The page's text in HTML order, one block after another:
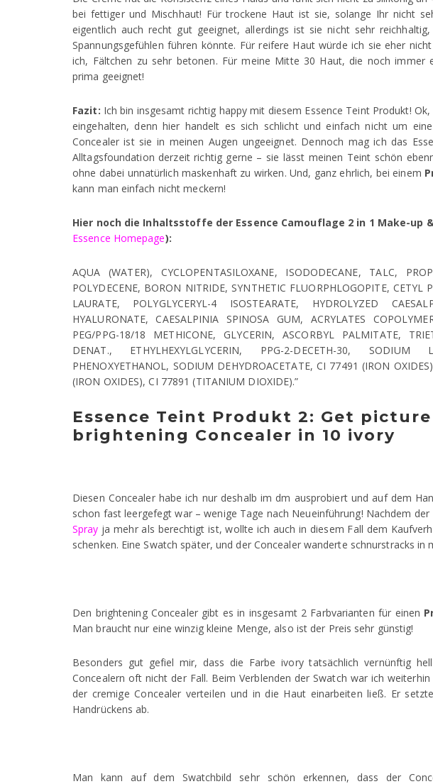
bei fettiger und Mischhaut! Für trockene Haut ist sie, solange Ihr nicht
eigentlich auch recht gut geeignet, allerdings ist sie nicht sehr
Spannungsgefühlen führen könnte. Für reifere Haut würde ich sie eher
ich, Fältchen zu sehr betonen. Für meine Mitte 30 Haut, die noch immer
prima geeignet!
Fazit: Ich bin insgesamt richtig happy mit diesem Essence Teint Produkt!
eingehalten, denn hier handelt es sich schlicht und einfach nicht um
Concealer ist sie in meinen Augen ungeeignet. Dennoch mag ich das
Alltagsfoundation derzeit richtig gerne – sie lässt meinen Teint schön
ohne dabei unnatürlich maskenhaft zu wirken. Und, ganz ehrlich, bei einem
kann man einfach nicht meckern!
Hier noch die Inhaltsstoffe der Essence Camouflage 2 in 1 Make-up
Essence Homepage):
AQUA (WATER), CYCLOPENTASILOXANE, ISODODECANE, TALC,
POLYDECENE, BORON NITRIDE, SYNTHETIC FLUORPHLOGOPITE, CETYL
LAURATE, POLYGLYCERYL-4 ISOSTEARATE, HYDROLYZED
HYALURONATE, CAESALPINIA SPINOSA GUM, ACRYLATES
PEG/PPG-18/18 METHICONE, GLYCERIN, ASCORBYL PALMITATE,
DENAT., ETHYLHEXYLGLYCERIN, PPG-2-DECETH-30, SODIUM
PHENOXYETHANOL, SODIUM DEHYDROACETATE, CI 77491 (IRON
(IRON OXIDES), CI 77891 (TITANIUM DIOXIDE).”
Essence Teint Produkt 2: Get
brightening Concealer in 10 ivory
Diesen Concealer habe ich nur deshalb im dm ausprobiert und auf dem
schon fast leergefegt war – wenige Tage nach Neueinführung! Nachdem der
Spray ja mehr als berechtigt ist, wollte ich auch in diesem Fall dem
schenken. Eine Swatch später, und der Concealer wanderte schnurstracks in
Den brightening Concealer gibt es in insgesamt 2 Farbvarianten für einen
Man braucht nur eine winzig kleine Menge, also ist der Preis sehr günstig!
Besonders gut gefiel mir, dass die Farbe ivory tatsächlich vernünftig
Concealern oft nicht der Fall. Beim Verblenden der Swatch war ich
der cremige Concealer verteilen und in die Haut einarbeiten ließ. Er
Handrückens ab.
Man kann auf dem Swatchbild sehr schön erkennen, dass der